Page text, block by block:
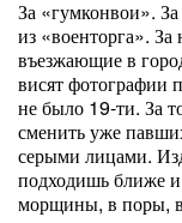
За «гумконвои».
из «военторга».
въезжающие в
висят фотографии
не было 19-ти. За
сменить уже
серыми лицами.
подходишь ближе
морщины, в поры,